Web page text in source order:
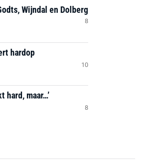
Wijndal en Dolberg
8
hardop
10
maar…’
8